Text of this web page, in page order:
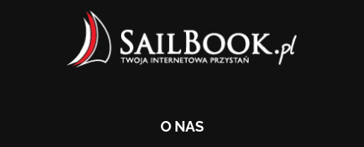
O NAS